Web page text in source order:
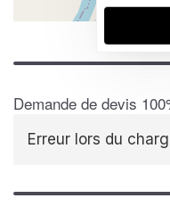
Demande de devis
Erreur lors du